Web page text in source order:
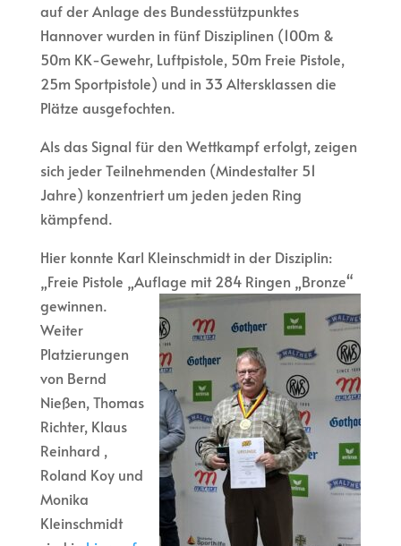
auf der Anlage des Bundesstützpunktes
Hannover wurden in fünf Disziplinen (100m &
50m KK-Gewehr, Luftpistole, 50m Freie Pistole,
25m Sportpistole) und in 33 Altersklassen die
Plätze ausgefochten.
Als das Signal für den Wettkampf erfolgt, zeigen
sich jeder Teilnehmenden (Mindestalter 51
Jahre) konzentriert um jeden jeden Ring
kämpfend.
Hier konnte Karl Kleinschmidt in der Disziplin:
„Freie Pistole „Auflage mit 284 Ringen „Bronze“
gewinnen.
Weiter
Platzierungen
von Bernd
Nießen, Thomas
Richter, Klaus
Reinhard ,
Roland Koy und
Monika
Kleinschmidt